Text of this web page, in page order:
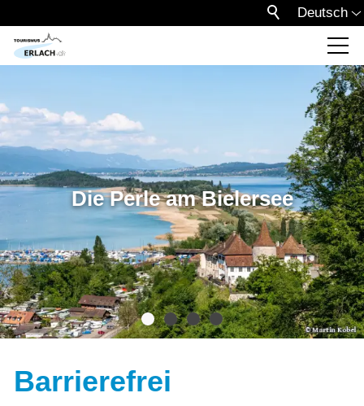
Deutsch
Die Perle am Bielersee
Barrierefrei